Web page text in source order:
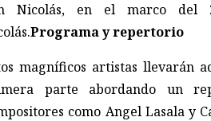
Nicolás, en el marco del
Programa y repertorio
magníficos artistas llevarán
parte abordando un
como Angel Lasala y